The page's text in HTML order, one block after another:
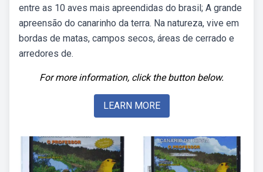
entre as 10 aves mais apreendidas do brasil; A grande
apreensão do canarinho da terra. Na natureza, vive em
bordas de matas, campos secos, áreas de cerrado e
arredores de.
For more information, click the button below.
LEARN MORE